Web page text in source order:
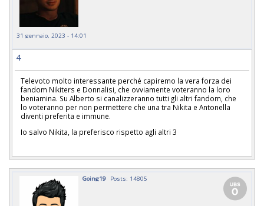
31 gennaio, 2023 - 14:01
4
Televoto molto interessante perché capiremo la vera forza dei
fandom Nikiters e Donnalisi, che ovviamente voteranno la loro
beniamina. Su Alberto si canalizzeranno tutti gli altri fandom, che
lo voteranno per non permettere che una tra Nikita e Antonella
diventi preferita e immune.
Io salvo Nikita, la preferisco rispetto agli altri 3
Going19 Posts: 14805